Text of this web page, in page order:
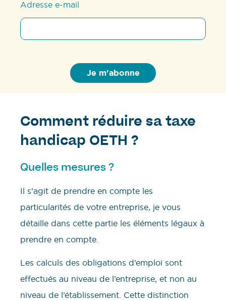
Adresse e-mail
Comment réduire sa taxe
handicap OETH ?
Quelles mesures ?
Il s’agit de prendre en compte les
particularités de votre entreprise, je vous
détaille dans cette partie les éléments légaux à
prendre en compte.
Les calculs des obligations d’emploi sont
effectués au niveau de l’entreprise, et non au
niveau de l’établissement. Cette distinction